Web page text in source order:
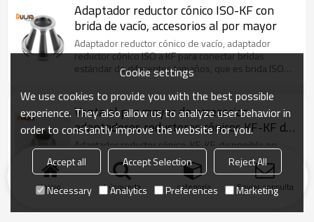
Adaptador reductor cónico ISO-KF con
brida de vacío, accesorios al por mayor
Adaptador reductor cónico de vacío, adaptador
reductor cónico ISO a KF para conectar bridas
estándar de diferentes tamaños, que es brida ISO
en un extremo y brida KF en el otro.
Venta al por mayor de accesorios
adaptadores reductores cónicos KF-KF de
acero inoxidable de China
Adaptador reductor cónico, KF-KF, disponible en
varios tamaños para adaptarse a diferentes
diámetros de brida KF. Material: SS304/SS316.
Temperatura: -200 ~ 800 ℃
Inicio búsqueda categoría Enviar consulta
Cookie settings
We use cookies to provide you with the best possible
experience. They also allow us to analyze user behavior in
order to constantly improve the website for you.
Accept all Accept Selection
Reject All
Necessary
Analytics Preferences Marketing